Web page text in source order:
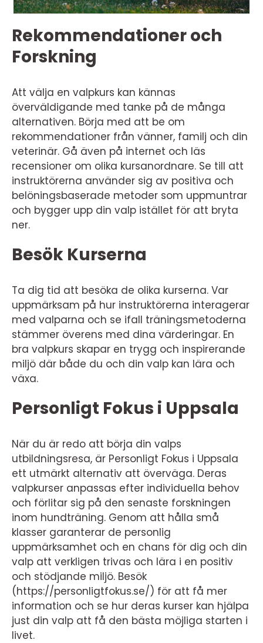
Rekommendationer och
Forskning
Att välja en valpkurs kan kännas
överväldigande med tanke på de många
alternativen. Börja med att be om
rekommendationer från vänner, familj och din
veterinär. Gå även på internet och läs
recensioner om olika kursanordnare. Se till att
instruktörerna använder sig av positiva och
belöningsbaserade metoder som uppmuntrar
och bygger upp din valp istället för att bryta
ner.
Besök Kurserna
Ta dig tid att besöka de olika kurserna. Var
uppmärksam på hur instruktörerna interagerar
med valparna och se ifall träningsmetoderna
stämmer överens med dina värderingar. En
bra valpkurs skapar en trygg och inspirerande
miljö där både du och din valp kan lära och
växa.
Personligt Fokus i Uppsala
När du är redo att börja din valps
utbildningsresa, är Personligt Fokus i Uppsala
ett utmärkt alternativ att överväga. Deras
valpkurser anpassas efter individuella behov
och förlitar sig på den senaste forskningen
inom hundträning. Genom att hålla små
klasser garanterar de personlig
uppmärksamhet och en chans för dig och din
valp att verkligen trivas och lära i en positiv
och stödjande miljö. Besök
(https://personligtfokus.se/) för att få mer
information och se hur deras kurser kan hjälpa
just din valp att få den bästa möjliga starten i
livet.